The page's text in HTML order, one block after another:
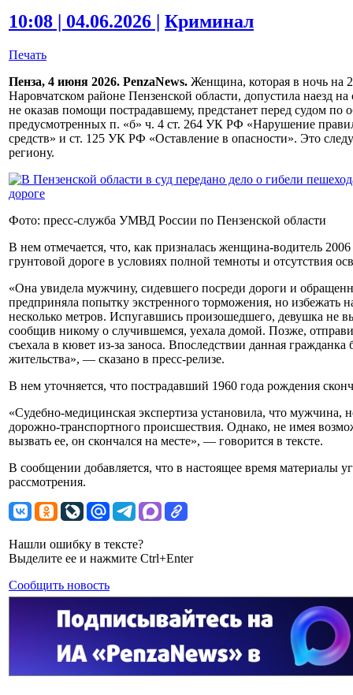
10:08 | 04.06.2026 | Криминал
Печать
Пенза, 4 июня 2026. PenzaNews. Женщина, которая в ночь на
Наровчатском районе Пензенской области, допустила наезд
не оказав помощи пострадавшему, предстанет перед судом
предусмотренных п. «б» ч. 4 ст. 264 УК РФ «Нарушение
средств» и ст. 125 УК РФ «Оставление в опасности». Это
региону.
Фото: пресс-служба УМВД России по Пензенской области
В нем отмечается, что, как призналась женщина-водитель
грунтовой дороге в условиях полной темноты и отсутствия
«Она увидела мужчину, сидевшего посреди дороги и
предприняла попытку экстренного торможения, но избежать
несколько метров. Испугавшись произошедшего, девушка не
сообщив никому о случившемся, уехала домой. Позже,
съехала в кювет из-за заноса. Впоследствии данная
жительства», — сказано в пресс-релизе.
В нем уточняется, что пострадавший 1960 года рождения
«Судебно-медицинская экспертиза установила, что
дорожно-транспортного происшествия. Однако, не имея
вызвать ее, он скончался на месте», — говорится в тексте.
В сообщении добавляется, что в настоящее время материалы
рассмотрения.
Нашли ошибку в тексте?
Выделите ее и нажмите Ctrl+Enter
Сообщить новость